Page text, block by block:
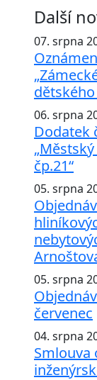
Další
07. srpna
06. srpna
Dodatek
čp.21“
05. srpna
05. srpna
červenec
04. srpna
Smlouva